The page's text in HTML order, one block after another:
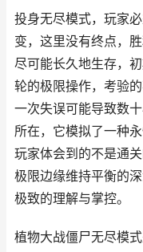
投身无尽模式，玩家
变，这里没有终点，
尽可能长久地生存，
轮的极限操作，考验
一次失误可能导致数
所在，它模拟了一种
玩家体会到的不是通
极限边缘维持平衡的
极致的理解与掌控。
植物大战僵尸无尽模